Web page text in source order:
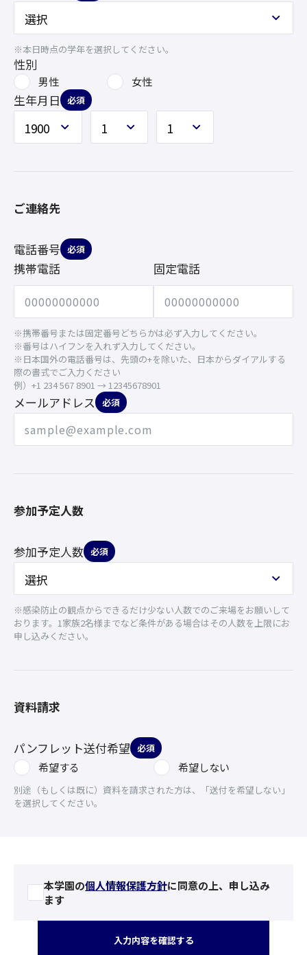
※本日時点の学年を選択してください。
性別
男性 女性
生年月日 必須
ご連絡先
電話番号 必須
携帯電話 固定電話
※携帯番号または固定番号どちらかは必ず入力してください。
※番号はハイフンを入れず入力してください。
※日本国外の電話番号は、先頭の+を除いた、日本からダイアルする
際の書式でご入力ください
例）+1 234 567 8901 → 12345678901
メールアドレス 必須
参加予定人数
参加予定人数 必須
※感染防止の観点からできるだけ少ない人数でのご来場をお願いして
おります。1家族2名様までなど条件がある場合はその人数を上限にお
申し込みください。
資料請求
パンフレット送付希望 必須
希望する 希望しない
別途（もしくは既に）資料を請求された方は、「送付を希望しない」
を選択してください。
本学園の個人情報保護方針に同意の上、申し込み
ます
入力内容を確認する